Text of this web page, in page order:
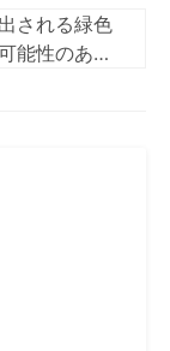
される緑色
能性のある